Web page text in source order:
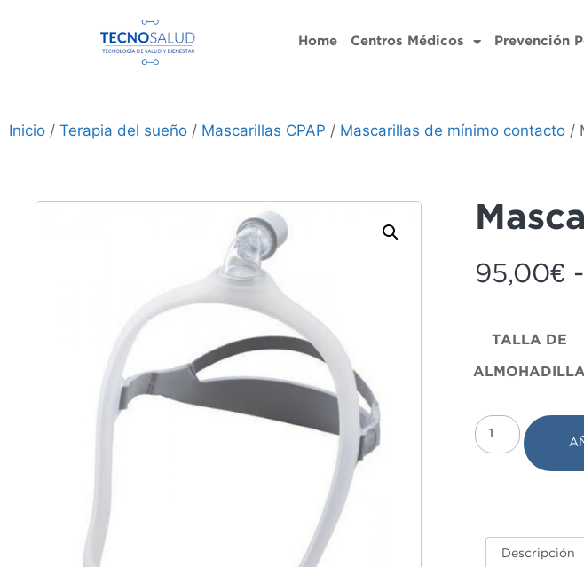
Home Centros Médicos Prevención
Inicio / Terapia del sueño / Mascarillas CPAP / Mascarillas de mínimo contacto /
95,00€ -
TALLA DE
ALMOHADILLA
Descripción